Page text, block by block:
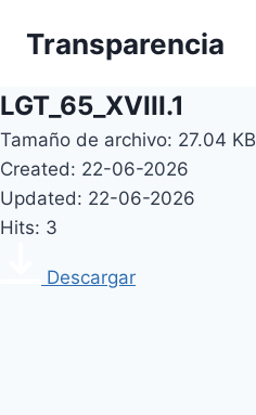
Transparencia
LGT_65_XVIII.1
Tamaño de archivo: 27.04 KB
Created: 22-06-2026
Updated: 22-06-2026
Hits: 3
Descargar